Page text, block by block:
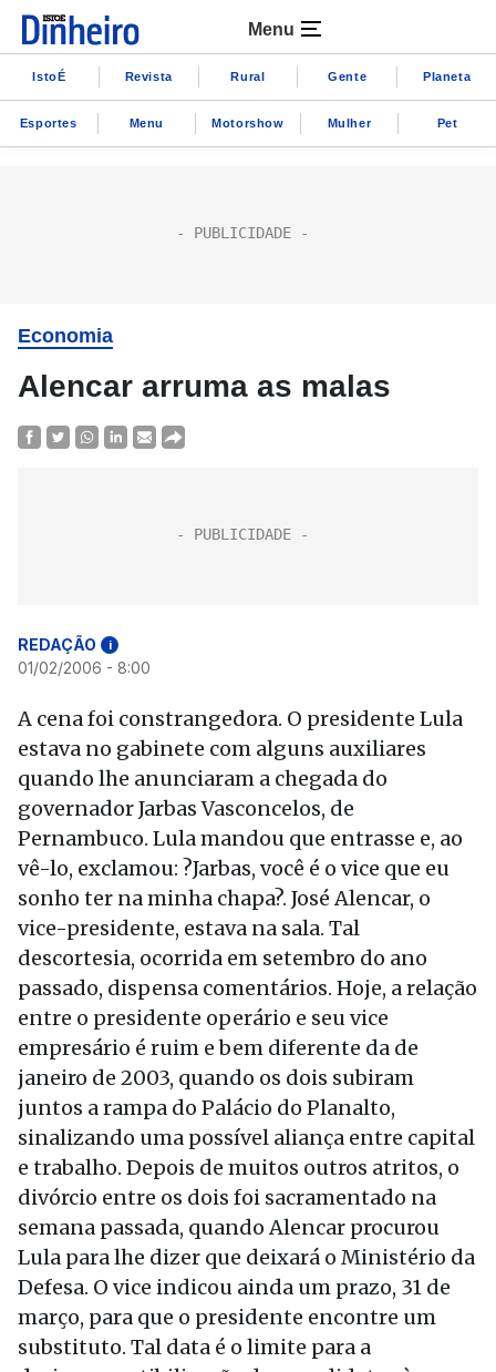
Menu
IstoÉ Revista Rural Gente Planeta
Esportes Menu Motorshow Mulher Pet
Economia
Alencar arruma as malas
REDAÇÃO i
01/02/2006 - 8:00
A cena foi constrangedora. O presidente Lula
estava no gabinete com alguns auxiliares
quando lhe anunciaram a chegada do
governador Jarbas Vasconcelos, de
Pernambuco. Lula mandou que entrasse e, ao
vê-lo, exclamou: ?Jarbas, você é o vice que eu
sonho ter na minha chapa?. José Alencar, o
vice-presidente, estava na sala. Tal
descortesia, ocorrida em setembro do ano
passado, dispensa comentários. Hoje, a relação
entre o presidente operário e seu vice
empresário é ruim e bem diferente da de
janeiro de 2003, quando os dois subiram
juntos a rampa do Palácio do Planalto,
sinalizando uma possível aliança entre capital
e trabalho. Depois de muitos outros atritos, o
divórcio entre os dois foi sacramentado na
semana passada, quando Alencar procurou
Lula para lhe dizer que deixará o Ministério da
Defesa. O vice indicou ainda um prazo, 31 de
março, para que o presidente encontre um
substituto. Tal data é o limite para a